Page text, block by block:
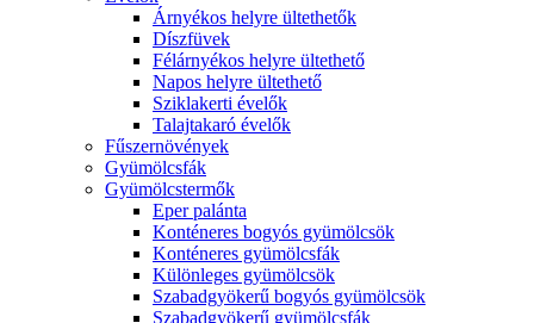
Árnyékos helyre ültethetők
Díszfüvek
Félárnyékos helyre ültethető
Napos helyre ültethető
Sziklakerti évelők
Talajtakaró évelők
Fűszernövények
Gyümölcsfák
Gyümölcstermők
Eper palánta
Konténeres bogyós gyümölcsök
Konténeres gyümölcsfák
Különleges gyümölcsök
Szabadgyökerű bogyós gyümölcsök
Szabadgyökerű gyümölcsfák